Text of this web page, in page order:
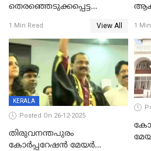
തെരഞ്ഞെടുക്കപ്പെട്ട
ആദ്യ വോട്ട് അസാധു; കണ്ണൂർ
ഡെപ്യൂട്ടി മേയർ സ്ഥാനത്ത്
താഹിറിന് വിജയം
1 Min Read View All 1
KERALA
Posted On 26-12-2025
തിരുവനന്തപുരം
കോര്‍പ്പറേഷന്‍ മേയര്‍